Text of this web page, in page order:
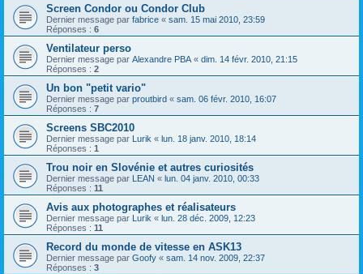
Screen Condor ou Condor Club
Dernier message par fabrice « sam. 15 mai 2010, 23:59
Réponses : 6
Ventilateur perso
Dernier message par Alexandre PBA « dim. 14 févr. 2010, 21:15
Réponses : 2
Un bon "petit vario"
Dernier message par proutbird « sam. 06 févr. 2010, 16:07
Réponses : 7
Screens SBC2010
Dernier message par Lurik « lun. 18 janv. 2010, 18:14
Réponses : 1
Trou noir en Slovénie et autres curiosités
Dernier message par LEAN « lun. 04 janv. 2010, 00:33
Réponses : 11
Avis aux photographes et réalisateurs
Dernier message par Lurik « lun. 28 déc. 2009, 12:23
Réponses : 11
Record du monde de vitesse en ASK13
Dernier message par Goofy « sam. 14 nov. 2009, 22:37
Réponses : 3